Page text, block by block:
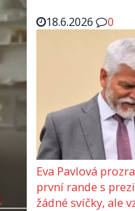
18.6.2026
0
Eva Pavlová
první rande s
žádné svíčky, ale